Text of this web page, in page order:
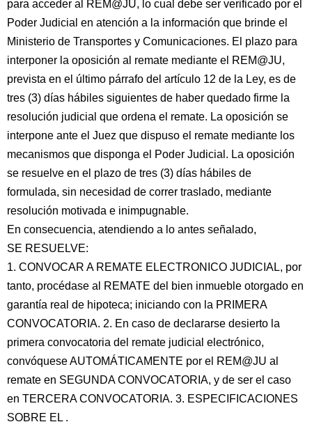
para acceder al REM@JU, lo cual debe ser verificado por el
Poder Judicial en atención a la información que brinde el
Ministerio de Transportes y Comunicaciones. El plazo para
interponer la oposición al remate mediante el REM@JU,
prevista en el último párrafo del artículo 12 de la Ley, es de
tres (3) días hábiles siguientes de haber quedado firme la
resolución judicial que ordena el remate. La oposición se
interpone ante el Juez que dispuso el remate mediante los
mecanismos que disponga el Poder Judicial. La oposición
se resuelve en el plazo de tres (3) días hábiles de
formulada, sin necesidad de correr traslado, mediante
resolución motivada e inimpugnable.
En consecuencia, atendiendo a lo antes señalado,
SE RESUELVE:
1. CONVOCAR A REMATE ELECTRONICO JUDICIAL, por
tanto, procédase al REMATE del bien inmueble otorgado en
garantía real de hipoteca; iniciando con la PRIMERA
CONVOCATORIA. 2. En caso de declararse desierto la
primera convocatoria del remate judicial electrónico,
convóquese AUTOMÁTICAMENTE por el REM@JU al
remate en SEGUNDA CONVOCATORIA, y de ser el caso
en TERCERA CONVOCATORIA. 3. ESPECIFICACIONES
SOBRE EL .